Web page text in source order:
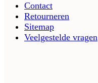
Contact
Retourneren
Sitemap
Veelgestelde vragen